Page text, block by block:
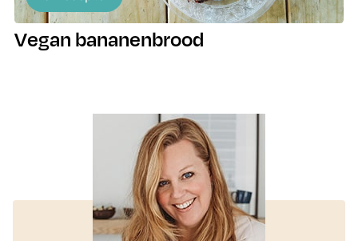
Vegan bananenbrood